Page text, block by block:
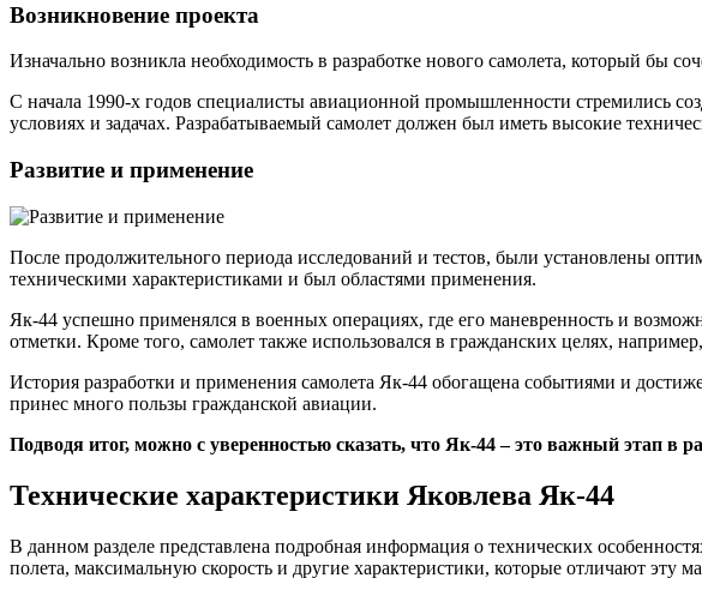
Возникновение проекта
Изначально возникла необходимость в разработке нового самолета, который бы
С начала 1990-х годов специалисты авиационной промышленности стремились
условиях и задачах. Разрабатываемый самолет должен был иметь высокие
Развитие и применение
После продолжительного периода исследований и тестов, были установлены
техническими характеристиками и был областями применения.
Як-44 успешно применялся в военных операциях, где его маневренность и
отметки. Кроме того, самолет также использовался в гражданских целях,
История разработки и применения самолета Як-44 обогащена событиями и
принес много пользы гражданской авиации.
Подводя итог, можно с уверенностью сказать, что Як-44 – это важный этап в
Технические характеристики Яковлева Як-44
В данном разделе представлена подробная информация о технических
полета, максимальную скорость и другие характеристики, которые отличают эту